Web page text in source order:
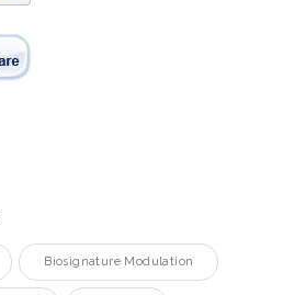
Biosignature Modulation